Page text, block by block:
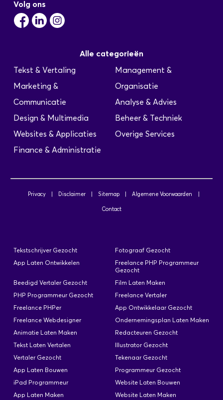
Builds Ontwikkelen en aanpassen van…
C# en .NET ontwikkelaar
Locatie / standplaats: Regio Rotterdam
Bedrijfsprofiel: Wij zijn een
personeelsintermediair, gespecialiseerd in het
leveren van ICT professionals aan
opdrachtgevers door heel Nederland. Onze
het juiste moment op de juiste plaats. Dit doen
Schiphol Bedrijfsprofiel: Van Oranje is een
personeelsintermediair, gespecialiseerd in het
opdrachtgevers door heel Nederland. Onze
kracht is het leveren van de juiste kandidaat op
het juiste moment op de juiste plaats via de juiste
detacheringvorm. Van Oranje werft, selecteert en
detacheert…
Interaction Designer Gezocht
Volg ons
Alle categorieën
Tekst & Vertaling
Marketing &
Communicatie
Design & Multimedia
Websites & Applicaties
Finance & Administratie
Management &
Organisatie
Analyse & Advies
Beheer & Techniek
Overige Services
Privacy Disclaimer Sitemap Algemene Voorwaarden
Contact
Tekstschrijver Gezocht
Fotograaf Gezocht
App Laten Ontwikkelen
Freelance PHP Programmeur
Gezocht
Beedigd Vertaler Gezocht
Film Laten Maken
PHP Programmeur Gezocht
Freelance Vertaler
Freelance PHPer
App Ontwikkelaar Gezocht
Freelance Webdesigner
Ondernemingsplan Laten Maken
Animatie Laten Maken
Redacteuren Gezocht
Tekst Laten Vertalen
Illustrator Gezocht
Vertaler Gezocht
Tekenaar Gezocht
App Laten Bouwen
Programmeur Gezocht
iPad Programmeur
Website Laten Bouwen
App Laten Maken
Website Laten Maken